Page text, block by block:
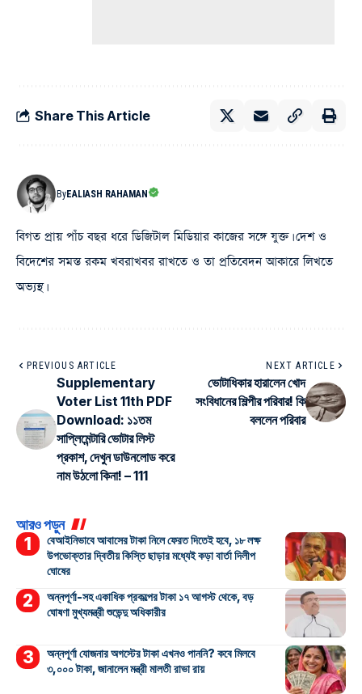
Share This Article
ByEALIASH RAHAMAN
বিগত প্রায় পাঁচ বছর ধরে ডিজিটাল মিডিয়ার কাজের সঙ্গে যুক্ত। দেশ ও
বিদেশের সমস্ত রকম খবরাখবর রাখতে ও তা প্রতিবেদন আকারে লিখতে
অভ্যস্থ।
PREVIOUS ARTICLE
Supplementary
Voter List 11th PDF
Download: ১১তম
সাপ্লিমেন্টারি ভোটার লিস্ট
প্রকাশ, দেখুন ডাউনলোড করে
নাম উঠলো কিনা! – 111
NEXT ARTICLE
ভোটাধিকার হারালেন খোদ
সংবিধানের শিল্পীর পরিবার! কি
বললেন পরিবার
আরও পড়ুন
বেআইনিভাবে আবাসের টাকা নিলে ফেরত দিতেই হবে, ১৮ লক্ষ
উপভোক্তার দ্বিতীয় কিস্তি ছাড়ার মধ্যেই কড়া বার্তা দিলীপ
ঘোষের
অন্নপূর্ণা-সহ একাধিক প্রকল্পের টাকা ১৭ আগস্ট থেকে, বড়
ঘোষণা মুখ্যমন্ত্রী শুভেন্দু অধিকারীর
অন্নপূর্ণা যোজনার অগস্টের টাকা এখনও পাননি? কবে মিলবে
৩,০০০ টাকা, জানালেন মন্ত্রী মালতী রাভা রায়